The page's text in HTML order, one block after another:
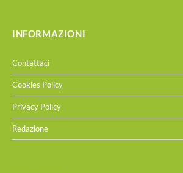
INFORMAZIONI
Contattaci
Cookies Policy
Privacy Policy
Redazione